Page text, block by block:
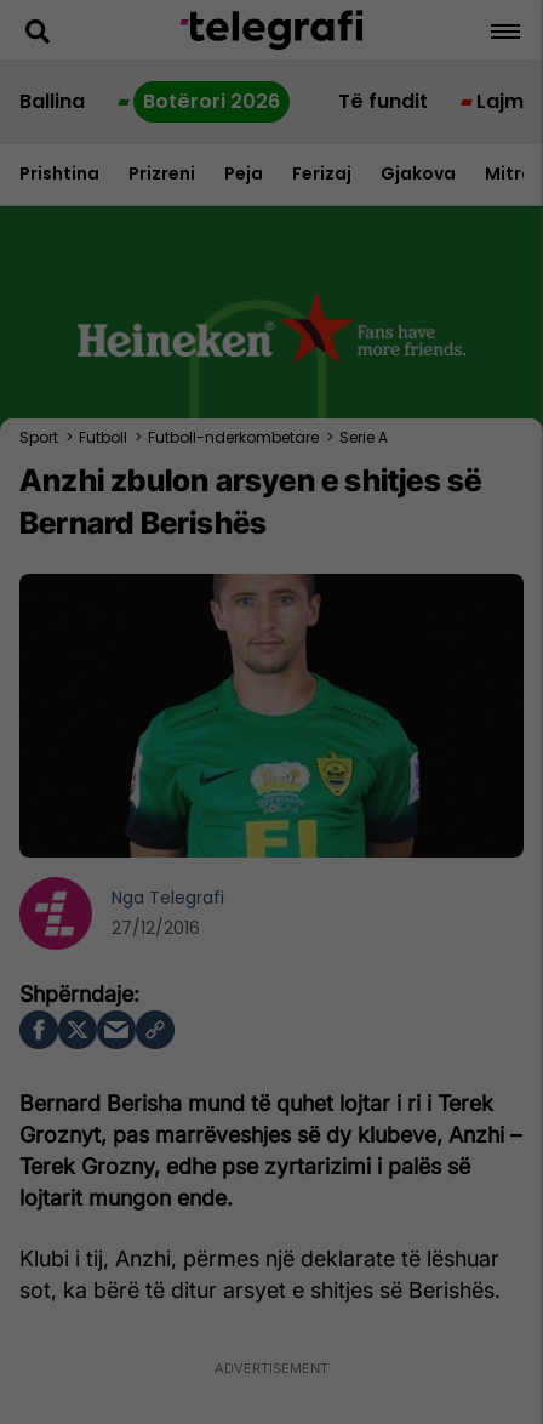
Ballina Botërori 2026 Të fundit Lajme
Prishtina Prizreni Peja Ferizaj Gjakova
Sport > Futboll > Futboll-nderkombetare > Serie A
Anzhi zbulon arsyen e shitjes së
Bernard Berishës
Bernard Berisha mund të quhet lojtar i ri i Terek
Groznyt, pas marrëveshjes së dy klubeve, Anzhi –
Terek Grozny, edhe pse zyrtarizimi i palës së
lojtarit mungon ende.
Klubi i tij, Anzhi, përmes një deklarate të lëshuar
sot, ka bërë të ditur arsyet e shitjes së Berishës.
Nga Telegrafi
27/12/2016